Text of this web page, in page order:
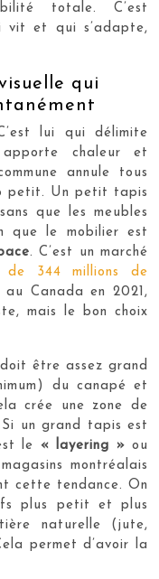
totale. C’est
vit et qui s’adapte,
qui
lui qui délimite
chaleur et
annule tous
petit. Un petit tapis
que les meubles
que le mobilier est
. C’est un marché
de 344 millions de
au Canada en 2021,
mais le bon choix
être assez grand
du canapé et
crée une zone de
un grand tapis est
le « layering » ou
montréalais
cette tendance. On
plus petit et plus
naturelle (jute,
permet d’avoir la